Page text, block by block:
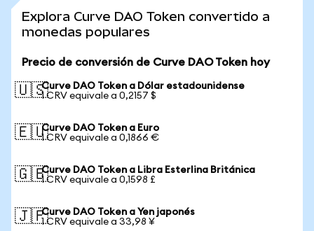
Explora Curve DAO Token convertido a
monedas populares
Precio de conversión de Curve DAO Token hoy
🇺🇸Curve DAO Token a Dólar estadounidense
1 CRV equivale a 0,2157 $
🇪🇺Curve DAO Token a Euro
1 CRV equivale a 0,1866 €
🇬🇧Curve DAO Token a Libra Esterlina Británica
1 CRV equivale a 0,1598 £
🇯🇵Curve DAO Token a Yen japonés
1 CRV equivale a 33,98 ¥